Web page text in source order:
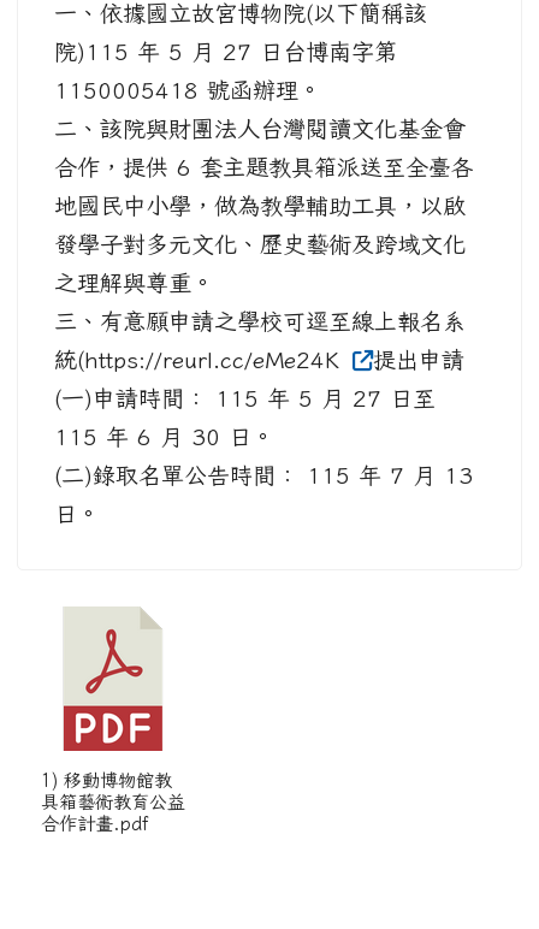
一、依據國立故宮博物院(以下簡稱該
院)115 年 5 月 27 日台博南字第
1150005418 號函辦理。
二、該院與財團法人台灣閱讀文化基金會
合作，提供 6 套主題教具箱派送至全臺各
地國民中小學，做為教學輔助工具，以啟
發學子對多元文化、歷史藝術及跨域文化
之理解與尊重。
三、有意願申請之學校可逕至線上報名系
統(https://reurl.cc/eMe24K
提出申請
(一)申請時間： 115 年 5 月 27 日至
115 年 6 月 30 日。
(二)錄取名單公告時間： 115 年 7 月 13
日。
1) 移動博物館教
具箱藝術教育公益
合作計畫.pdf